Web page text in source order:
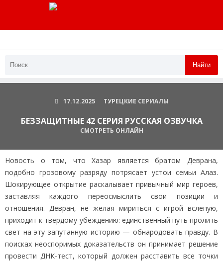
Найти
17.12.2025 ТУРЕЦКИЕ СЕРИАЛЫ
БЕЗЗАЩИТНЫЕ 42 СЕРИЯ РУССКАЯ ОЗВУЧКА
СМОТРЕТЬ ОНЛАЙН
Новость о том, что Хазар является братом Деврана,
подобно грозовому разряду потрясает устои семьи Алаз.
Шокирующее открытие раскалывает привычный мир героев,
заставляя каждого переосмыслить свои позиции и
отношения. Девран, не желая мириться с игрой вслепую,
приходит к твёрдому убеждению: единственный путь пролить
свет на эту запутанную историю — обнародовать правду. В
поисках неоспоримых доказательств он принимает решение
провести ДНК‑тест, который должен расставить все точки